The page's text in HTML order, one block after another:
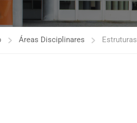
Áreas Disciplinares Estruturas